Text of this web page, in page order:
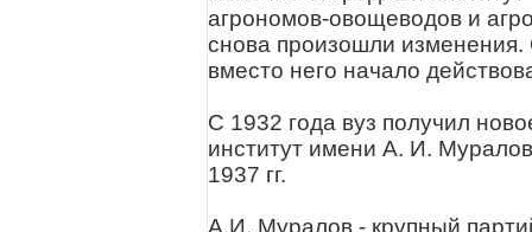
агрономов-овощеводов и
снова произошли
вместо него начало
С 1932 года вуз получил
институт имени А. И.
1937 гг.
А.И. Муралов - крупный